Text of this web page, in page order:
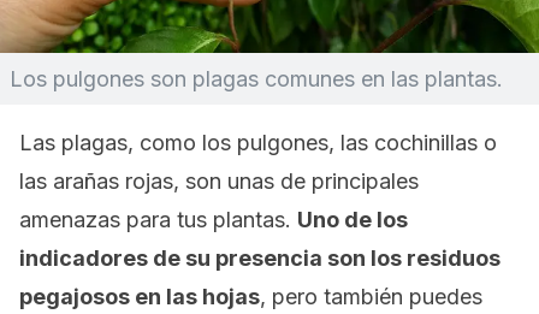
Los pulgones son plagas comunes en las plantas.
Las plagas, como los pulgones, las cochinillas o
las arañas rojas, son unas de principales
amenazas para tus plantas. Uno de los
indicadores de su presencia son los residuos
pegajosos en las hojas, pero también puedes